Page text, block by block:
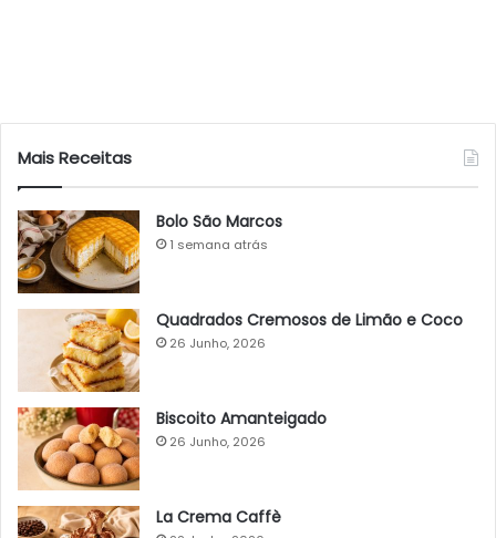
Mais Receitas
Bolo São Marcos
1 semana atrás
Quadrados Cremosos de Limão e Coco
26 Junho, 2026
Biscoito Amanteigado
26 Junho, 2026
La Crema Caffè